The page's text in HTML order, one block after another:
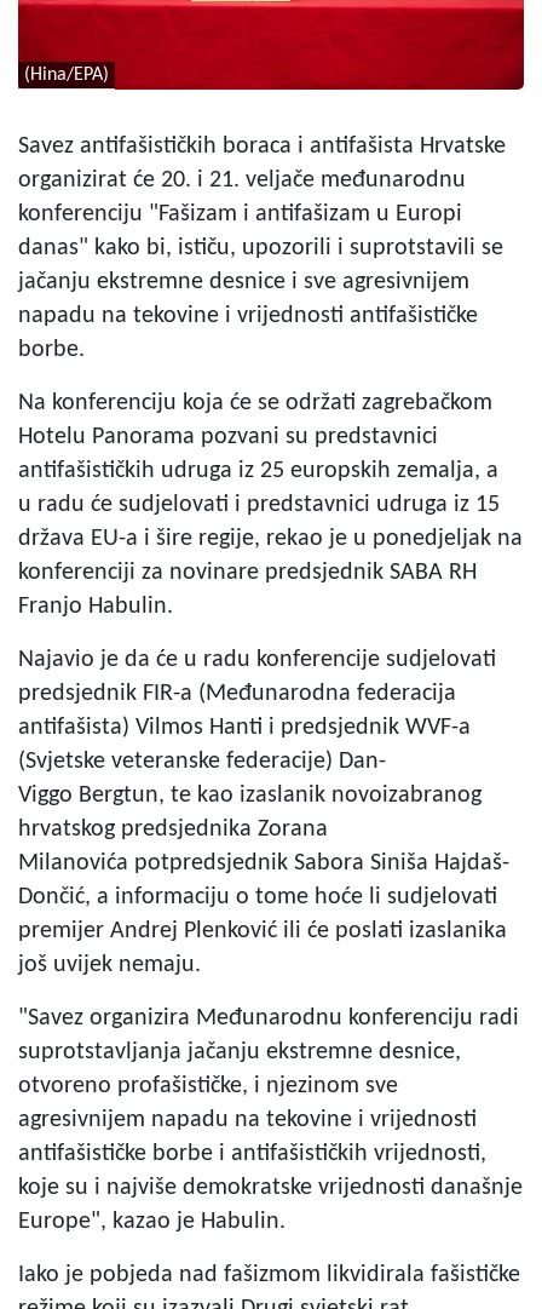
(Hina/EPA)
Savez antifašističkih boraca i antifašista Hrvatske
organizirat će 20. i 21. veljače međunarodnu
konferenciju "Fašizam i antifašizam u Europi
danas" kako bi, ističu, upozorili i suprotstavili se
jačanju ekstremne desnice i sve agresivnijem
napadu na tekovine i vrijednosti antifašističke
borbe.
Na konferenciju koja će se održati zagrebačkom
Hotelu Panorama pozvani su predstavnici
antifašističkih udruga iz 25 europskih zemalja, a
u radu će sudjelovati i predstavnici udruga iz 15
država EU-a i šire regije, rekao je u ponedjeljak na
konferenciji za novinare predsjednik SABA RH
Franjo Habulin.
Najavio je da će u radu konferencije sudjelovati
predsjednik FIR-a (Međunarodna federacija
antifašista) Vilmos Hanti i predsjednik WVF-a
(Svjetske veteranske federacije) Dan-
Viggo Bergtun, te kao izaslanik novoizabranog
hrvatskog predsjednika Zorana
Milanovića potpredsjednik Sabora Siniša Hajdaš-
Dončić, a informaciju o tome hoće li sudjelovati
premijer Andrej Plenković ili će poslati izaslanika
još uvijek nemaju.
"Savez organizira Međunarodnu konferenciju radi
suprotstavljanja jačanju ekstremne desnice,
otvoreno profašističke, i njezinom sve
agresivnijem napadu na tekovine i vrijednosti
antifašističke borbe i antifašističkih vrijednosti,
koje su i najviše demokratske vrijednosti današnje
Europe", kazao je Habulin.
Iako je pobjeda nad fašizmom likvidirala fašističke